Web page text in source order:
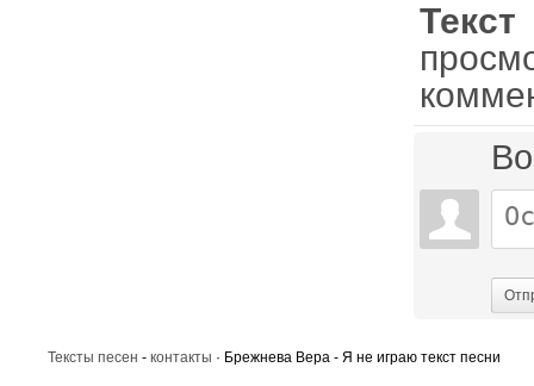
Тексты песен - контакты · Брежнева Вера - Я не играю текст песни